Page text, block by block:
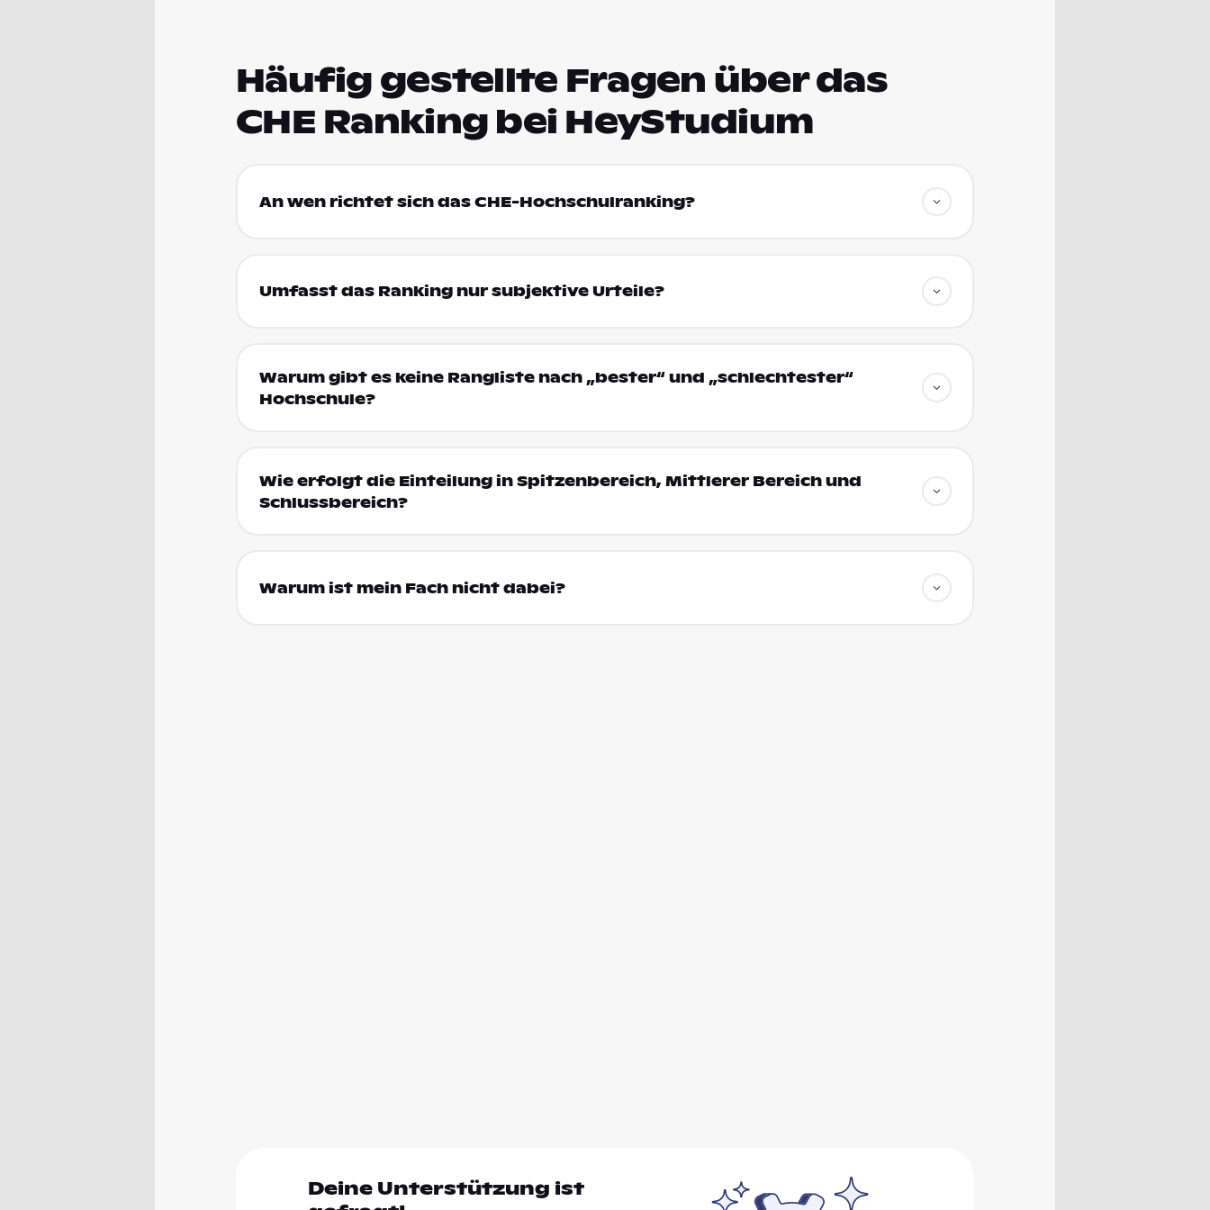
Häufig gestellte Fragen über das
CHE Ranking bei HeyStudium
An wen richtet sich das CHE-Hochschulranking?
Umfasst das Ranking nur subjektive Urteile?
Warum gibt es keine Rangliste nach „bester“ und „schlechtester“
Hochschule?
Wie erfolgt die Einteilung in Spitzenbereich, Mittlerer Bereich und
Schlussbereich?
Warum ist mein Fach nicht dabei?
Deine Unterstützung ist